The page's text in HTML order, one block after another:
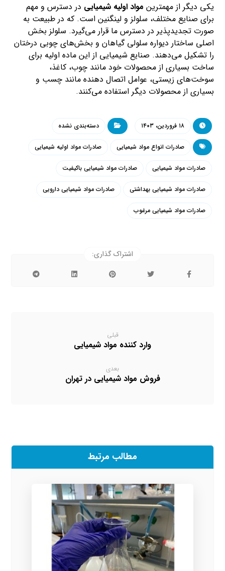
یکی دیگر از مهمترین مواد اولیه شیمیایی در دسترس و مهم
برای صنایع مختلف، سلولز و لینگنین است. که در طبیعت به
صورت تجدیدپذیر در دسترس ما قرار می‌گیرد. سلولز بخش
اصلی ساختار دیواره سلولی گیاهان و بخش‌های چوبی درختان
را تشکیل می‌دهند. صنایع شیمیایی از این ماده اولیه برای
ساخت بسیاری از محصولات خود مانند چوب، کاغذ،
سوخت‌های زیستی، عوامل اتصال دهنده مانند چسب و
بسیاری از محصولات دیگر استفاده می‌کنند.
۱۸ فروردین، ۱۴۰۳ دسته‌بندی نشده
صادرات انواع مواد شیمیایی صادرات مواد اولیه شیمیایی
صادرات مواد شیمیایی صادرات مواد شیمیایی باکیفیت
صادرات مواد شیمیایی بهداشتی صادرات مواد شیمیایی دارویی
صادرات مواد شیمیایی مرغوب
قبلی
وارد کننده مواد شیمیایی
بعدی
فروش مواد شیمیایی در تهران
مطالب مرتبط